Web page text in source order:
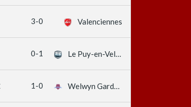
3-0 Valenciennes
0-1 Le Puy-en-Velay
1-0 Welwyn Garden City